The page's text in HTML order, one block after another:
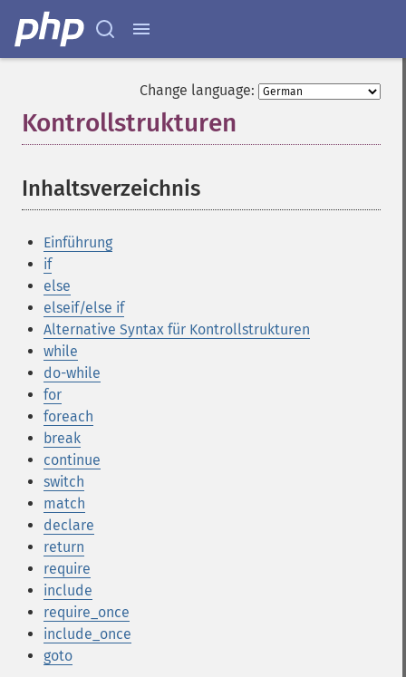
Change language:
Kontrollstrukturen
Inhaltsverzeichnis
Einführung
if
else
elseif/else if
Alternative Syntax für Kontrollstrukturen
while
do-while
for
foreach
break
continue
switch
match
declare
return
require
include
require_once
include_once
goto